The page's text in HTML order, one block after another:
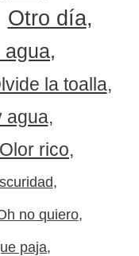
Otro día
la toalla
agua
Olor rico
no quiero
paja